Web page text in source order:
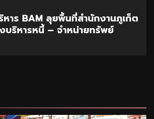
หาร BAM ลุยพื้นที่สำนักงานภูเก็ต
บริหารหนี้ – จำหน่ายทรัพย์